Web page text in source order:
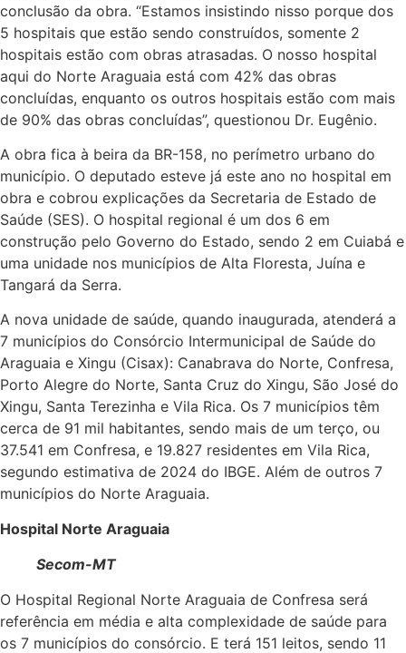
conclusão da obra. “Estamos insistindo nisso porque dos
5 hospitais que estão sendo construídos, somente 2
hospitais estão com obras atrasadas. O nosso hospital
aqui do Norte Araguaia está com 42% das obras
concluídas, enquanto os outros hospitais estão com mais
de 90% das obras concluídas”, questionou Dr. Eugênio.
A obra fica à beira da BR-158, no perímetro urbano do
município. O deputado esteve já este ano no hospital em
obra e cobrou explicações da Secretaria de Estado de
Saúde (SES). O hospital regional é um dos 6 em
construção pelo Governo do Estado, sendo 2 em Cuiabá e
uma unidade nos municípios de Alta Floresta, Juína e
Tangará da Serra.
A nova unidade de saúde, quando inaugurada, atenderá a
7 municípios do Consórcio Intermunicipal de Saúde do
Araguaia e Xingu (Cisax): Canabrava do Norte, Confresa,
Porto Alegre do Norte, Santa Cruz do Xingu, São José do
Xingu, Santa Terezinha e Vila Rica. Os 7 municípios têm
cerca de 91 mil habitantes, sendo mais de um terço, ou
37.541 em Confresa, e 19.827 residentes em Vila Rica,
segundo estimativa de 2024 do IBGE. Além de outros 7
municípios do Norte Araguaia.
Hospital Norte Araguaia
Secom-MT
O Hospital Regional Norte Araguaia de Confresa será
referência em média e alta complexidade de saúde para
os 7 municípios do consórcio. E terá 151 leitos, sendo 11